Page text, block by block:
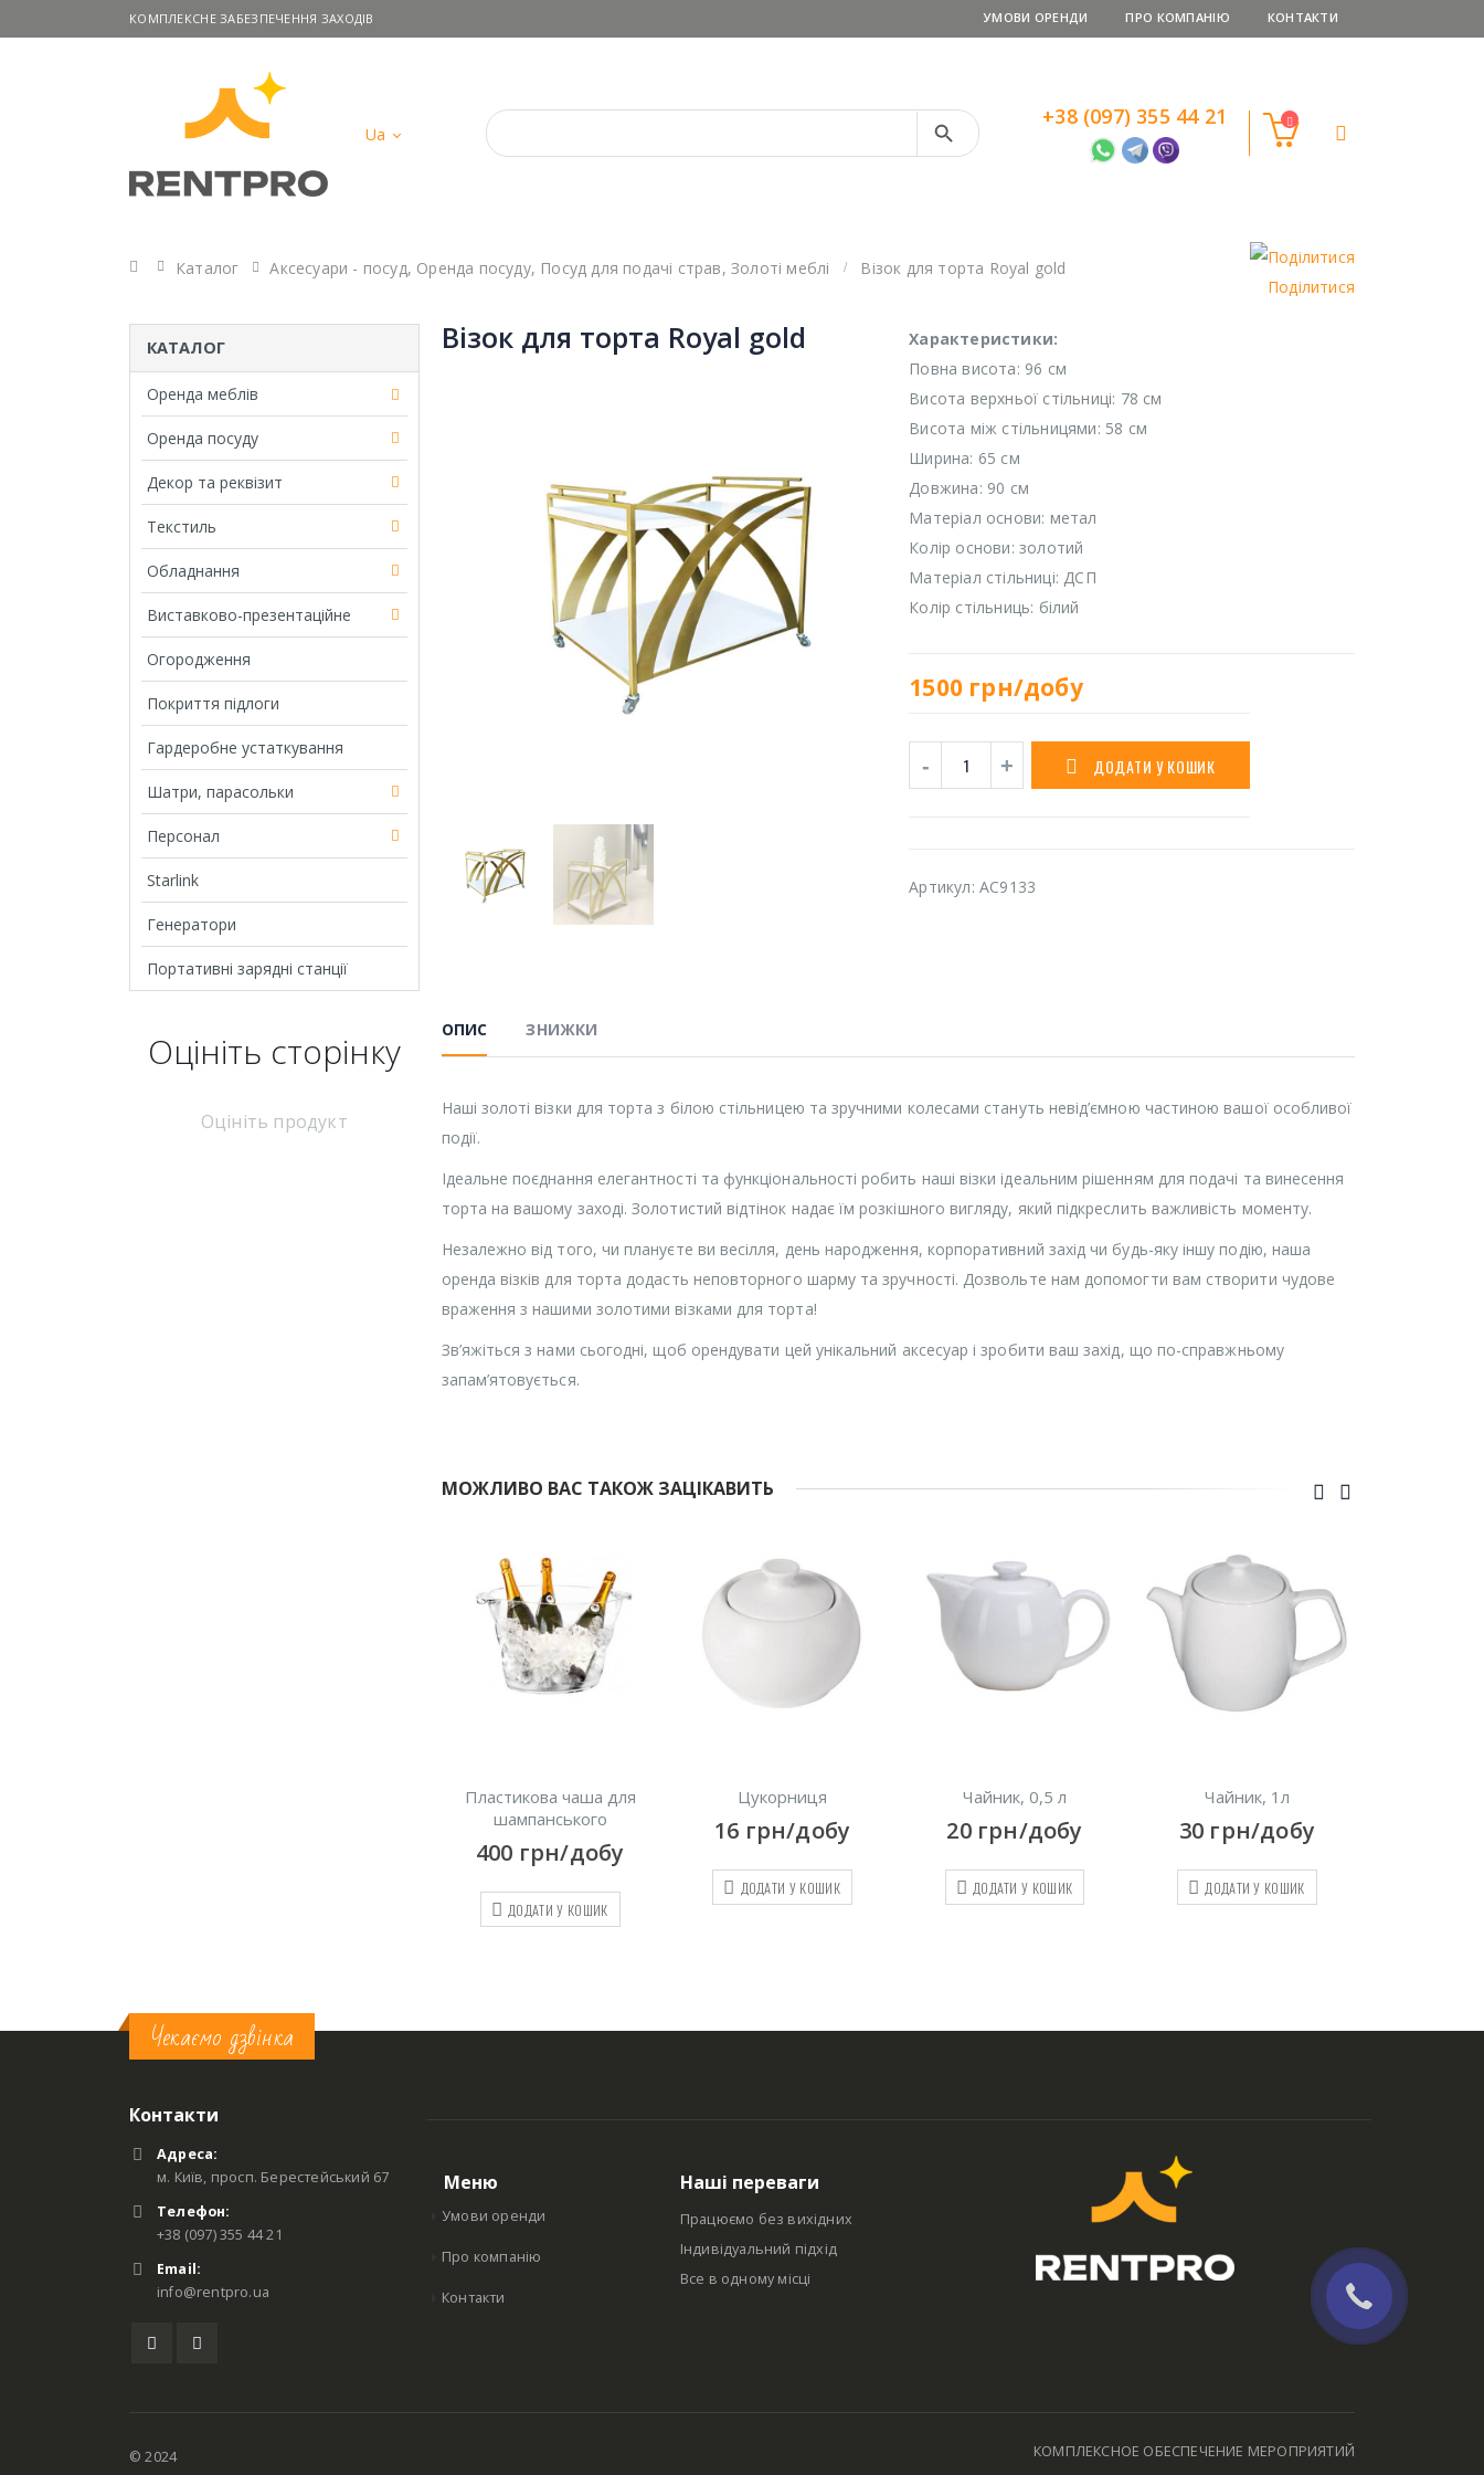
КОМПЛЕКСНЕ ЗАБЕЗПЕЧЕННЯ ЗАХОДІВ УМОВИ ОРЕНДИ ПРО КОМПАНІЮ КОНТАКТИ
Ua
Search Button +38 (097) 355 44 21
Головна
Каталог Аксесуари - посуд, Оренда посуду, Посуд для подачі страв,Золоті меблі
Візок для торта Royal gold
Поділитися
Візок для торта Royal gold
Характеристики:
Повна висота: 96 см
Висота верхньої стільниці: 78 см
Висота між стільницями: 58 ​​см
Ширина: 65 см
Довжина: 90 см
Матеріал основи: метал
Колір основи: золотий
Матеріал стільниці: ДСП
Колір стільниць: білий
1500 грн/добу
ДОДАТИ У КОШИК
Артикул:AC9133
ОПИС ЗНИЖКИ
Наші золоті візки для торта з білою стільницею та зручними колесами стануть невід’ємною частиною вашої особливої
​​події.
Ідеальне поєднання елегантності та функціональності робить наші візки ідеальним рішенням для подачі та винесення
торта на вашому заході. Золотистий відтінок надає їм розкішного вигляду, який підкреслить важливість моменту.
Незалежно від того, чи плануєте ви весілля, день народження, корпоративний захід чи будь-яку іншу подію, наша
оренда візків для торта додасть неповторного шарму та зручності. Дозвольте нам допомогти вам створити чудове
враження з нашими золотими візками для торта!
Зв’яжіться з нами сьогодні, щоб орендувати цей унікальний аксесуар і зробити ваш захід, що по-справжньому
запам’ятовується.
МОЖЛИВО ВАС ТАКОЖ ЗАЦІКАВИТЬ
Пластикова чаша для
шампанського
400 грн/добу
ДОДАТИ У КОШИК
Цукорниця
16 грн/добу
ДОДАТИ У КОШИК
Чайник, 0,5 л
20 грн/добу
ДОДАТИ У КОШИК
Чайник, 1л
30 грн/добу
ДОДАТИ У КОШИК
КАТАЛОГ
Оренда меблів
Оренда посуду
Декор та реквізит
Текстиль
Обладнання
Виставково-презентаційне
Огородження
Покриття підлоги
Гардеробне устаткування
Шатри, парасольки
Персонал
Starlink
Генератори
Портативні зарядні станції
Оцініть cторінку
Оцініть продукт
Чекаємо дзвінка
Контакти
Адреса:
м. Київ, просп. Берестейський 67
Телефон:
+38 (097) 355 44 21
Email:
info@rentpro.ua
Меню
Умови оренди
Про компанію
Контакти
Наші переваги
Працюємо без вихідних
Індивідуальний підхід
Все в одному місці
© 2024 КОМПЛЕКСНОЕ ОБЕСПЕЧЕНИЕ МЕРОПРИЯТИЙ